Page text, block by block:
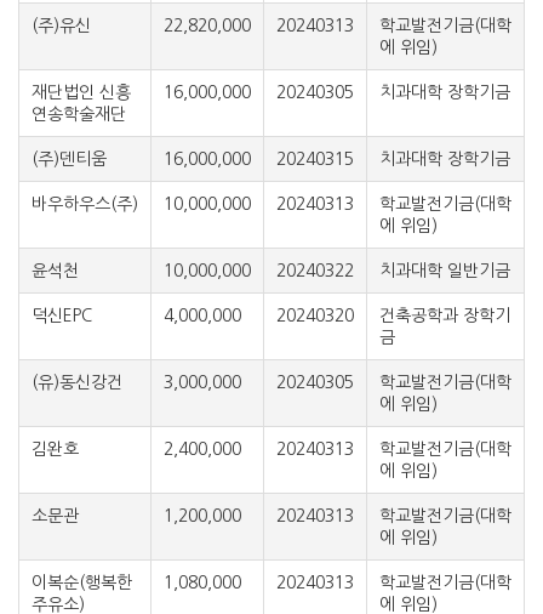
(주)유신 22,820,000 20240313
학교발전기금(대학
에 위임)
재단법인 신흥
연송학술재단
16,000,000 20240305 치과대학 장학기금
(주)덴티움 16,000,000 20240315 치과대학 장학기금
바우하우스(주) 10,000,000 20240313
학교발전기금(대학
에 위임)
윤석천 10,000,000 20240322 치과대학 일반기금
덕신EPC 4,000,000 20240320
건축공학과 장학기
금
(유)동신강건 3,000,000 20240305
학교발전기금(대학
에 위임)
김완호 2,400,000 20240313
학교발전기금(대학
에 위임)
소문관 1,200,000 20240313
학교발전기금(대학
에 위임)
이복순(행복한
주유소)
1,080,000 20240313
학교발전기금(대학
에 위임)